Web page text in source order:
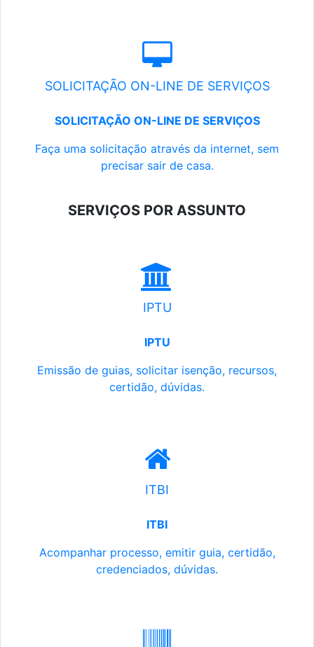
SOLICITAÇÃO ON-LINE DE SERVIÇOS
SOLICITAÇÃO ON-LINE DE SERVIÇOS
Faça uma solicitação através da internet, sem
precisar sair de casa.
SERVIÇOS POR ASSUNTO
IPTU
IPTU
Emissão de guias, solicitar isenção, recursos,
certidão, dúvidas.
ITBI
ITBI
Acompanhar processo, emitir guia, certidão,
credenciados, dúvidas.